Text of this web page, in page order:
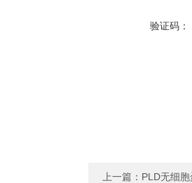
验证码：
上一篇： PLD无细